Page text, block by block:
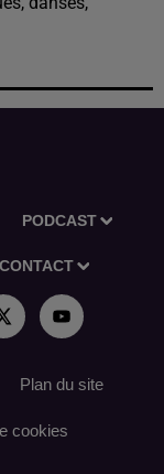
PODCAST
CONTACT
Plan du site
cookies